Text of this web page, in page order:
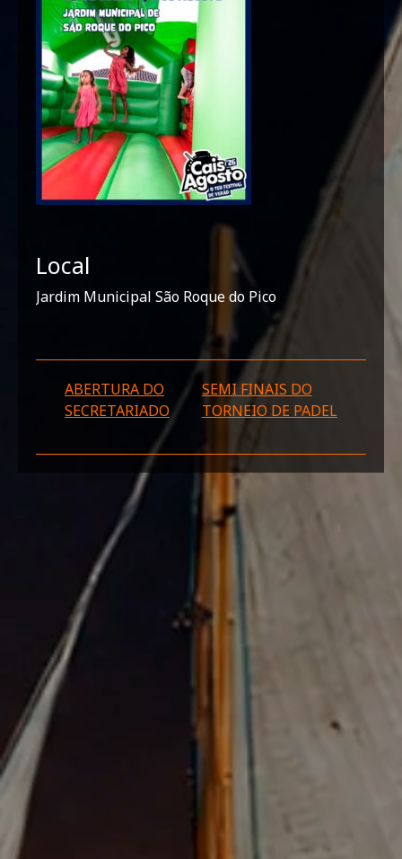
Local
Jardim Municipal São Roque do Pico
ABERTURA DO
SECRETARIADO
SEMI FINAIS DO
TORNEIO DE PADEL